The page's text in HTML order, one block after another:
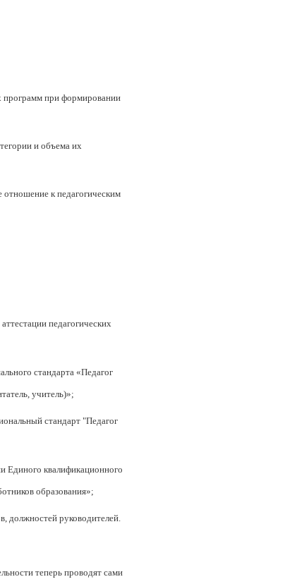
программ при формировании
и объема их
отношение к педагогическим
педагогических
стандарта «Педагог
учитель)»;
стандарт "Педагог
квалификационного
образования»;
должностей руководителей.
теперь проводят сами